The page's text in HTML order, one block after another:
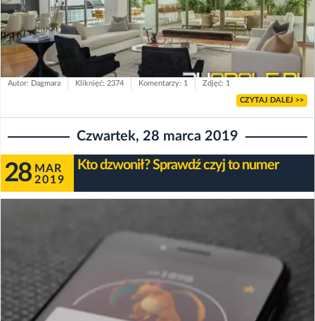
Autor: Dagmara Kliknięć: 2374 Komentarzy: 1 Zdjęć: 1
CZYTAJ DALEJ >>
Czwartek, 28 marca 2019
28 MAR
2019
Kto dzwonił? Sprawdź czyj to numer